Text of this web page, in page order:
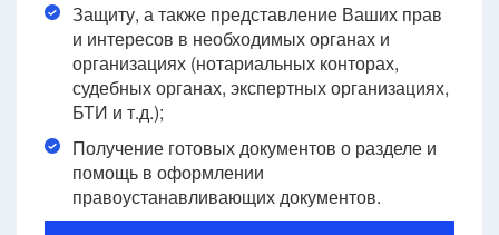
Защиту, а также представление Ваших прав
и интересов в необходимых органах и
организациях (нотариальных конторах,
судебных органах, экспертных организациях,
БТИ и т.д.);
Получение готовых документов о разделе и
помощь в оформлении
правоустанавливающих документов.